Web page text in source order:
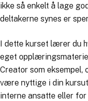
ikke så enkelt å lage
deltakerne synes er
I dette kurset lærer du
eget
Creator som eksempel,
være nyttige i din
interne ansatte eller for